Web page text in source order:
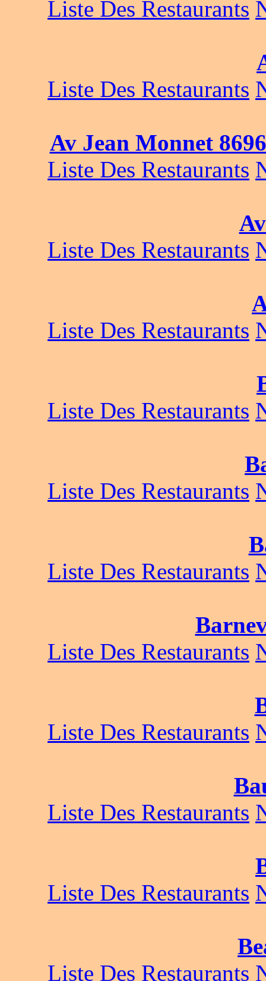
Liste Des Restaurants
Liste Des Restaurants
Av Jean Monnet
Liste Des Restaurants
Liste Des Restaurants
Liste Des Restaurants
Liste Des Restaurants
Liste Des Restaurants
Liste Des Restaurants
Liste Des Restaurants
Liste Des Restaurants
Liste Des Restaurants
Liste Des Restaurants
Liste Des Restaurants